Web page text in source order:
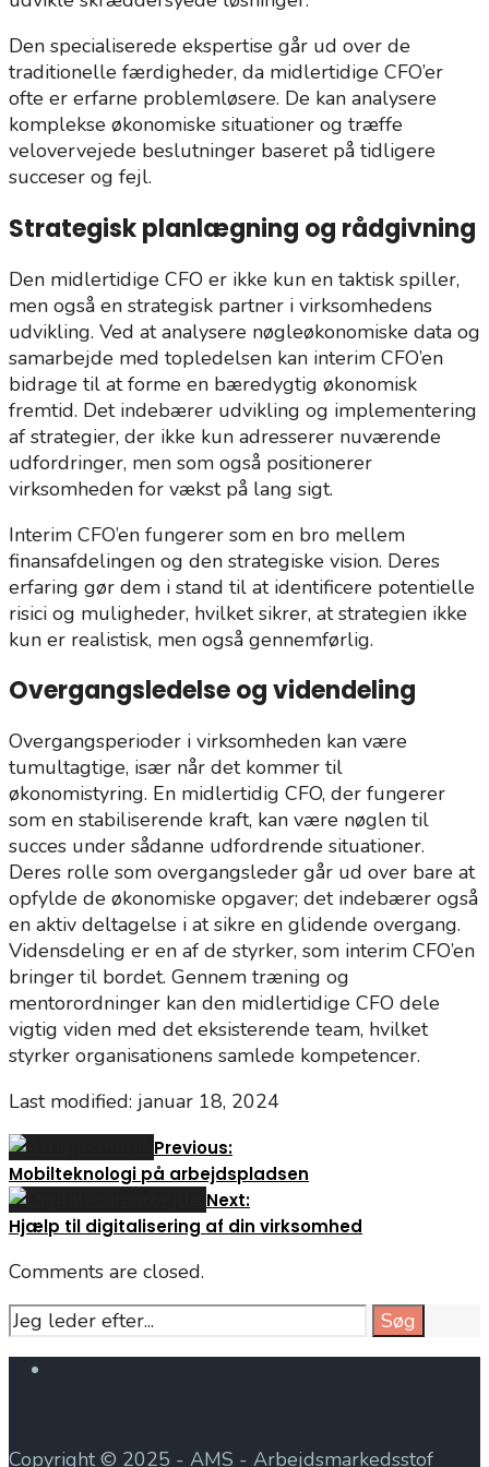
Den specialiserede ekspertise går ud over de
traditionelle færdigheder, da midlertidige CFO’er
ofte er erfarne problemløsere. De kan analysere
komplekse økonomiske situationer og træffe
velovervejede beslutninger baseret på tidligere
succeser og fejl.
Strategisk planlægning og rådgivning
Den midlertidige CFO er ikke kun en taktisk spiller,
men også en strategisk partner i virksomhedens
udvikling. Ved at analysere nøgleøkonomiske data og
samarbejde med topledelsen kan interim CFO’en
bidrage til at forme en bæredygtig økonomisk
fremtid. Det indebærer udvikling og implementering
af strategier, der ikke kun adresserer nuværende
udfordringer, men som også positionerer
virksomheden for vækst på lang sigt.
Interim CFO’en fungerer som en bro mellem
finansafdelingen og den strategiske vision. Deres
erfaring gør dem i stand til at identificere potentielle
risici og muligheder, hvilket sikrer, at strategien ikke
kun er realistisk, men også gennemførlig.
Overgangsledelse og videndeling
Overgangsperioder i virksomheden kan være
tumultagtige, især når det kommer til
økonomistyring. En midlertidig CFO, der fungerer
som en stabiliserende kraft, kan være nøglen til
succes under sådanne udfordrende situationer.
Deres rolle som overgangsleder går ud over bare at
opfylde de økonomiske opgaver; det indebærer også
en aktiv deltagelse i at sikre en glidende overgang.
Vidensdeling er en af de styrker, som interim CFO’en
bringer til bordet. Gennem træning og
mentorordninger kan den midlertidige CFO dele
vigtig viden med det eksisterende team, hvilket
styrker organisationens samlede kompetencer.
Last modified: januar 18, 2024
Previous:
Mobilteknologi på arbejdspladsen
Next:
Hjælp til digitalisering af din virksomhed
Comments are closed.
Search
for:
Søg
Copyright © 2025 - AMS - Arbejdsmarkedsstof